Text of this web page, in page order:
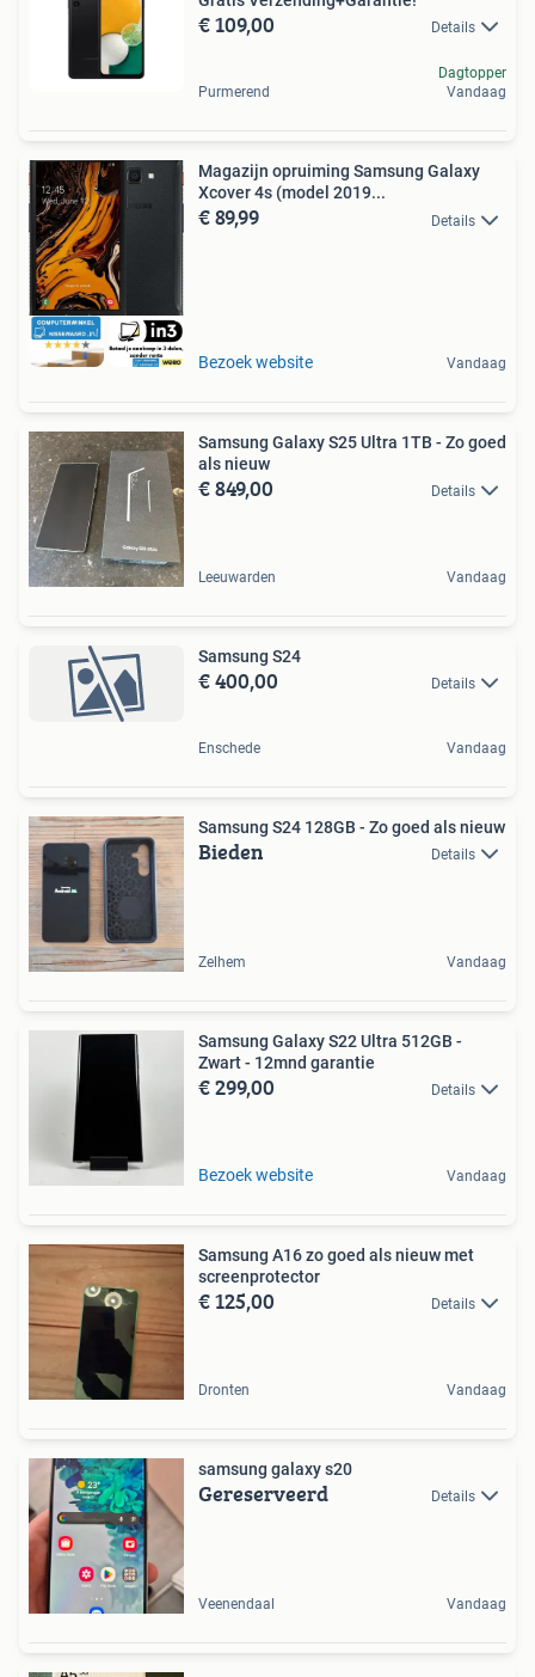
€ 109,00 Details
Purmerend
Dagtopper
Vandaag
Magazijn opruiming Samsung Galaxy
Xcover 4s (model 2019...
€ 89,99 Details
Bezoek website Vandaag
Samsung Galaxy S25 Ultra 1TB - Zo goed
als nieuw
€ 849,00 Details
Leeuwarden Vandaag
Samsung S24
€ 400,00 Details
Enschede Vandaag
Samsung S24 128GB - Zo goed als nieuw
Bieden Details
Zelhem Vandaag
Samsung Galaxy S22 Ultra 512GB -
Zwart - 12mnd garantie
€ 299,00 Details
Bezoek website Vandaag
Samsung A16 zo goed als nieuw met
screenprotector
€ 125,00 Details
Dronten Vandaag
samsung galaxy s20
Gereserveerd Details
Veenendaal Vandaag